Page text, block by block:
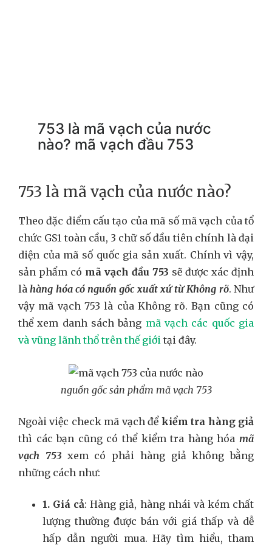
753 là mã vạch của nước
nào? mã vạch đầu 753
753 là mã vạch của nước nào?
Theo đặc điểm cấu tạo của mã số mã vạch của tổ
chức GS1 toàn cầu, 3 chữ số đầu tiên chính là đại
diện của mã số quốc gia sản xuất. Chính vì vậy,
sản phẩm có mã vạch đầu 753 sẽ được xác định
làhàng hóa có nguồn gốc xuất xứ từ Không rõ. Như
vậy mã vạch 753 là của Không rõ. Bạn cũng có
thể xem danh sách bảng mã vạch các quốc gia
và vũng lãnh thổ trên thế giới tại đây.
nguồn gốc sản phẩm mã vạch 753
Ngoài việc check mã vạch để kiểm tra hàng giả
thì các bạn cũng có thể kiểm tra hàng hóa mã
vạch 753xem có phải hàng giả không bằng
những cách như:
1. Giá cả: Hàng giả, hàng nhái và kém chất
lượng thường được bán với giá thấp và dễ
hấp dẫn người mua. Hãy tìm hiểu, tham